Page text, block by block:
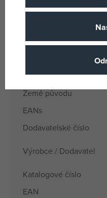
Kolečka
Rozměry produktu
Věk od
Země původu
EANs
Dodavatelské číslo
Výrobce / Dodavatel
Katalogové číslo
EAN